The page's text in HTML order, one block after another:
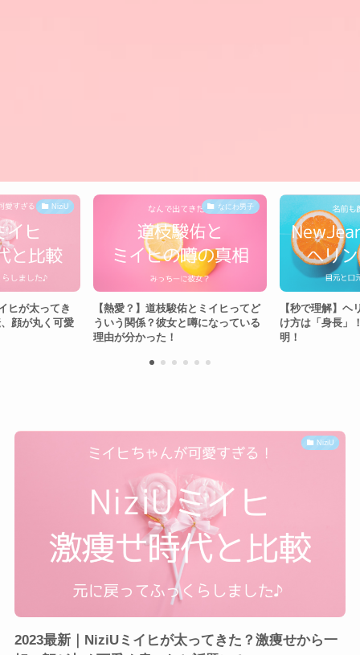
なにわ男子
【熱愛？】道枝駿佑とミイヒってど
ういう関係？彼女と噂になっている
理由が分かった！
NewJeans
【秒で理解】ヘリンとヘインの見
け方は「身長」！3つのポイント
NiziU
2023最新｜NiziUミイヒが太ってきた？激痩せから一